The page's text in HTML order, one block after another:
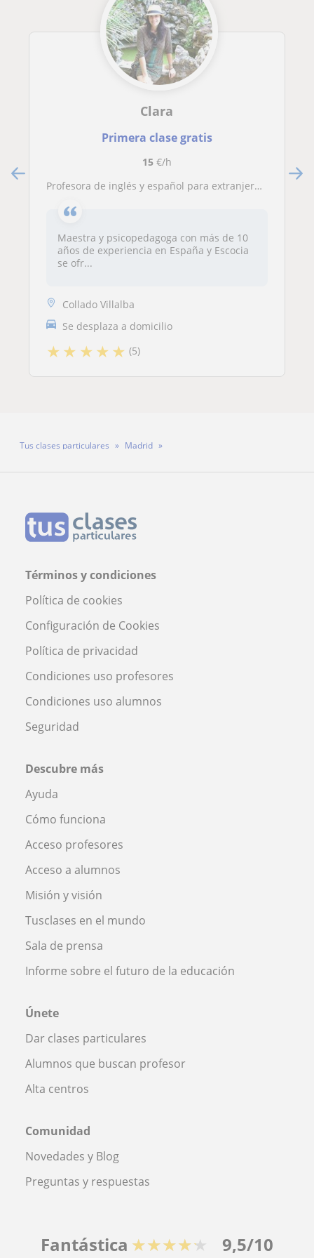
Clara
Primera clase gratis
15€/h
Profesora de inglés y español para extranjeros en Collado Villalba
Maestra y psicopedagoga con más de 10
años de experiencia en España y Escocia
se ofr...
Collado Villalba
Se desplaza a domicilio
★★ ★★★ (5)
Tus clases particulares
Madrid
Términos y condiciones
Política de cookies
Configuración de Cookies
Política de privacidad
Condiciones uso profesores
Condiciones uso alumnos
Seguridad
Descubre más
Ayuda
Cómo funciona
Acceso profesores
Acceso a alumnos
Misión y visión
Tusclases en el mundo
Sala de prensa
Informe sobre el futuro de la educación
Únete
Dar clases particulares
Alumnos que buscan profesor
Alta centros
Comunidad
Novedades y Blog
Preguntas y respuestas
Fantástica ★★★★★ 9,5/10